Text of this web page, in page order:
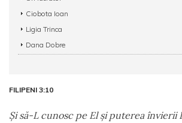
Ciobota Ioan
Ligia Trinca
Dana Dobre
FILIPENI 3:10
Şi să-L cunosc pe El şi puterea învierii